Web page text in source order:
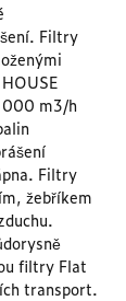
Filtry
000 m3/h
Filtry
žebříkem
filtry Flat
transport.